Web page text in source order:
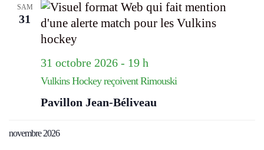
SAM
31
31 octobre 2026 - 19 h
Vulkins Hockey reçoivent Rimouski
Pavillon Jean-Béliveau
novembre 2026